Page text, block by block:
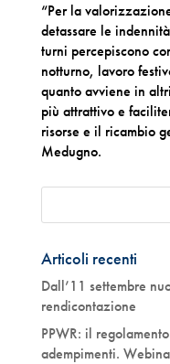
“Per la
detassare le
turni percepiscono
notturno, lavoro
quanto avviene in
più attrattivo e
risorse e il ricambio
Medugno.
Articoli recenti
Dall’11 settembre
rendicontazione
PPWR: il
adempimenti.